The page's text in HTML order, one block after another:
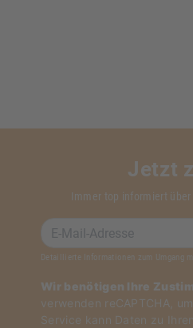
Jetzt
Immer top informiert
Detaillierte Informationen zum Umgang
Wir benötigen Ihre
verwenden reCAPTCHA,
Service kann Daten zu